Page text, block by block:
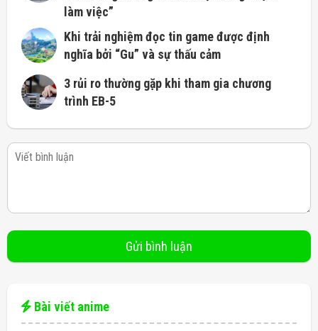
làm việc”
Khi trải nghiệm đọc tin game được định
nghĩa bởi “Gu” và sự thấu cảm
3 rủi ro thường gặp khi tham gia chương
trình EB-5
Bài viết anime